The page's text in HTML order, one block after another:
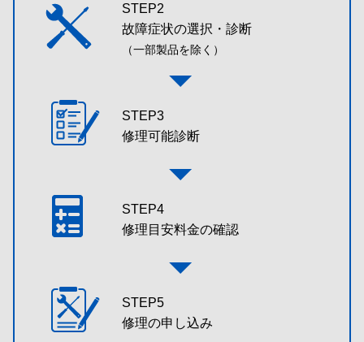
STEP2
故障症状の選択・診断
（一部製品を除く）
STEP3
修理可能診断
STEP4
修理目安料金の確認
STEP5
修理の申し込み